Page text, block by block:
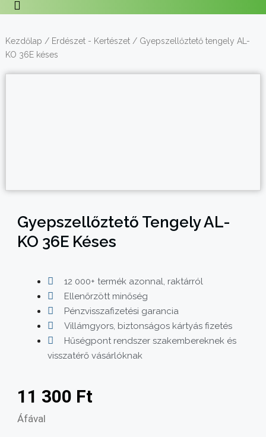
Kezdőlap / Erdészet - Kertészet/ Gyepszellőztető tengely AL-
KO 36E késes
Gyepszellőztető Tengely AL-
KO 36E Késes
12 000+ termék azonnal, raktárról
Ellenőrzött minőség
Pénzvisszafizetési garancia
Villámgyors, biztonságos kártyás fizetés
Hűségpont rendszer szakembereknek és
visszatérő vásárlóknak
11 300 Ft
Áfával